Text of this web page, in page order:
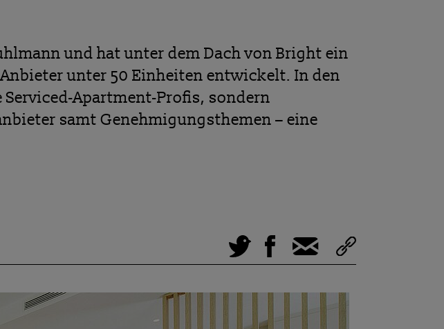
und hat unter dem Dach von Bright ein
unter 50 Einheiten entwickelt. In den
Apartment-Profis, sondern
samt Genehmigungsthemen – eine
Tweet Facebook
E-Mail